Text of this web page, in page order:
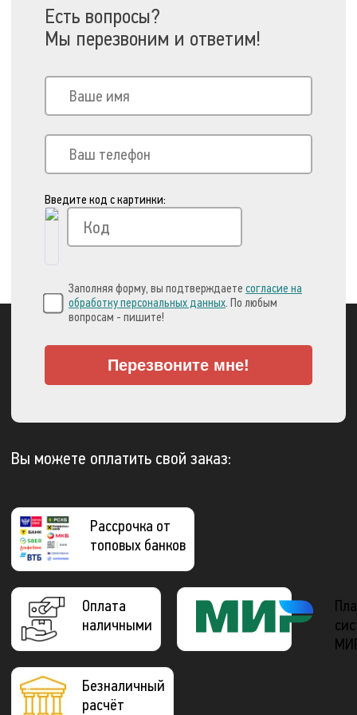
Есть вопросы?
Мы перезвоним и ответим!
Введите код с картинки:
Заполняя форму, вы подтверждаете согласие на
обработку персональных данных. По любым
вопросам - пишите!
Перезвоните мне!
Вы можете оплатить свой заказ:
Рассрочка от
топовых банков
Оплата
наличными
Безналичный
расчёт